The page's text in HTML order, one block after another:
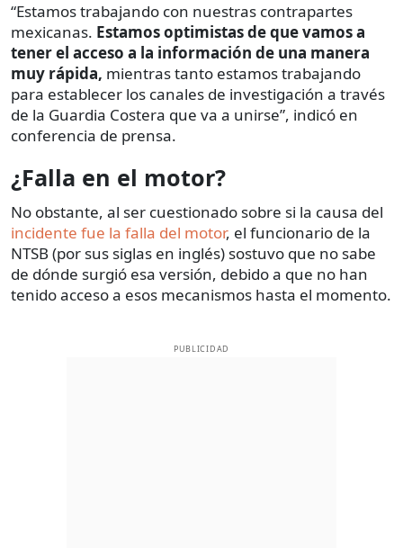
“Estamos trabajando con nuestras contrapartes
mexicanas. Estamos optimistas de que vamos a
tener el acceso a la información de una manera
muy rápida, mientras tanto estamos trabajando
para establecer los canales de investigación a través
de la Guardia Costera que va a unirse”, indicó en
conferencia de prensa.
¿Falla en el motor?
No obstante, al ser cuestionado sobre si la causa del
incidente fue la falla del motor, el funcionario de la
NTSB (por sus siglas en inglés) sostuvo que no sabe
de dónde surgió esa versión, debido a que no han
tenido acceso a esos mecanismos hasta el momento.
PUBLICIDAD